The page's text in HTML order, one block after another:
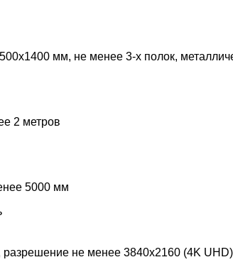
мм, не менее 3-х полок,
2 метров
5000 мм
не менее 3840x2160 (4K